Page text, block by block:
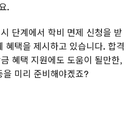
.
단계에서 학비 면제 신청을 받
혜택을 제시하고 있습니다. 합격
혜택 지원에도 도움이 될만한,
을 미리 준비해야겠죠?